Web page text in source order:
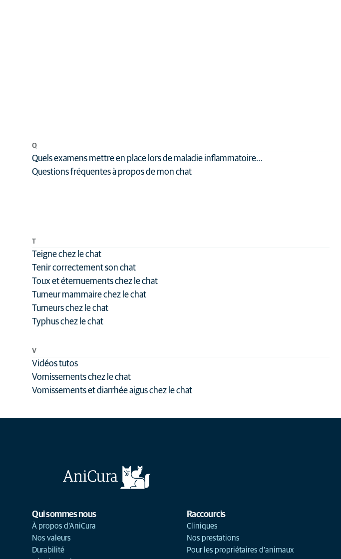
Q
Quels examens mettre en place lors de maladie inflammatoire…
Questions fréquentes à propos de mon chat
T
Teigne chez le chat
Tenir correctement son chat
Toux et éternuements chez le chat
Tumeur mammaire chez le chat
Tumeurs chez le chat
Typhus chez le chat
V
Vidéos tutos
Vomissements chez le chat
Vomissements et diarrhée aigus chez le chat
Qui sommes nous
À propos d'AniCura
Nos valeurs
Durabilité
Raccourcis
Cliniques
Nos prestations
Pour les propriétaires d'animaux